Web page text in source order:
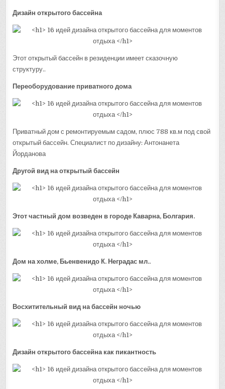
Дизайн открытого бассейна
Этот открытый бассейн в резиденции имеет сказочную
структуру..
Переоборудование приватного дома
Приватный дом с ремонтируемым садом, плюс 788 кв.м под свой
открытый бассейн. Специалист по дизайну: Антонанета
Йорданова
Другой вид на открытый бассейн
Этот частный дом возведен в городе Каварна, Болгария.
Дом на холме, Бьенвенидо К. Неградас мл..
Восхитительный вид на бассейн ночью
Дизайн открытого бассейна как пикантность